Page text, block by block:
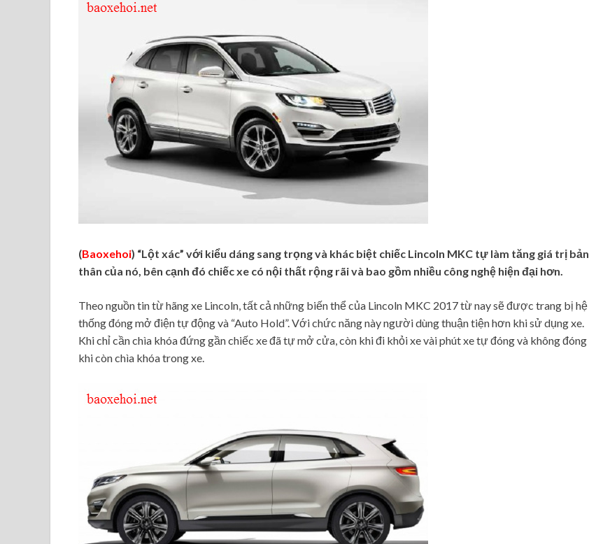
(Baoxehoi) “Lột xác” với kiểu dáng sang trọng và khác biệt chiếc Lincoln MKC tự làm tăng giá trị bản
thân của nó, bên cạnh đó chiếc xe có nội thất rộng rãi và bao gồm nhiều công nghệ hiện đại hơn.
Theo nguồn tin từ hãng xe Lincoln, tất cả những biến thể của Lincoln MKC 2017 từ nay sẽ được trang bị hệ
thống đóng mở điện tự động và “Auto Hold”. Với chức năng này người dùng thuận tiện hơn khi sử dụng xe.
Khi chỉ cần chìa khóa đứng gần chiếc xe đã tự mở cửa, còn khi đi khỏi xe vài phút xe tự đóng và không đóng
khi còn chìa khóa trong xe.